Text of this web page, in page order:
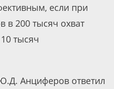
если при
в 200 тысяч охват
тысяч
Анциферов ответил